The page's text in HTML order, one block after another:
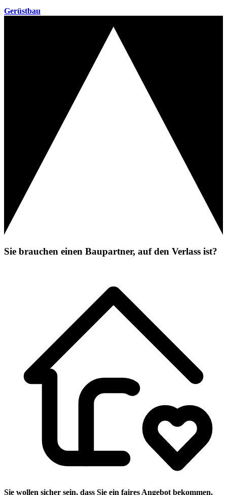
Gerüstbau
Sie brauchen einen Baupartner, auf den Verlass ist?
Sie wollen sicher sein, dass Sie ein faires Angebot bekommen.